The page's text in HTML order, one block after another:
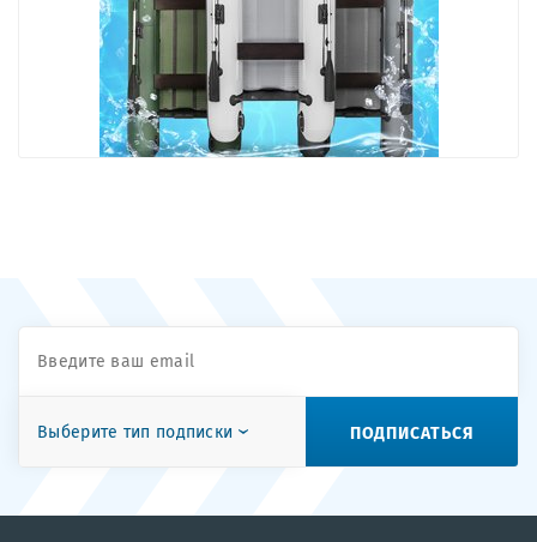
Выберите тип подписки ПОДПИСАТЬСЯ